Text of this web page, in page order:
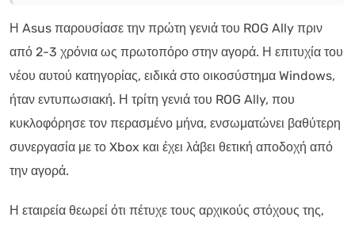
Η Asus παρουσίασε την πρώτη γενιά του ROG Ally πριν
από 2-3 χρόνια ως πρωτοπόρο στην αγορά. Η επιτυχία του
νέου αυτού κατηγορίας, ειδικά στο οικοσύστημα Windows,
ήταν εντυπωσιακή. Η τρίτη γενιά του ROG Ally, που
κυκλοφόρησε τον περασμένο μήνα, ενσωματώνει βαθύτερη
συνεργασία με το Xbox και έχει λάβει θετική αποδοχή από
την αγορά.
Η εταιρεία θεωρεί ότι πέτυχε τους αρχικούς στόχους της,